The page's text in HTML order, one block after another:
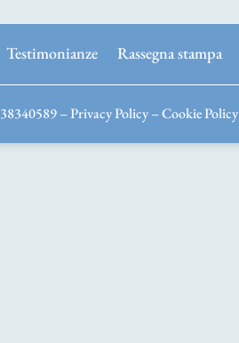
Testimonianze Rassegna stampa
–Privacy Policy–Cookie Policy